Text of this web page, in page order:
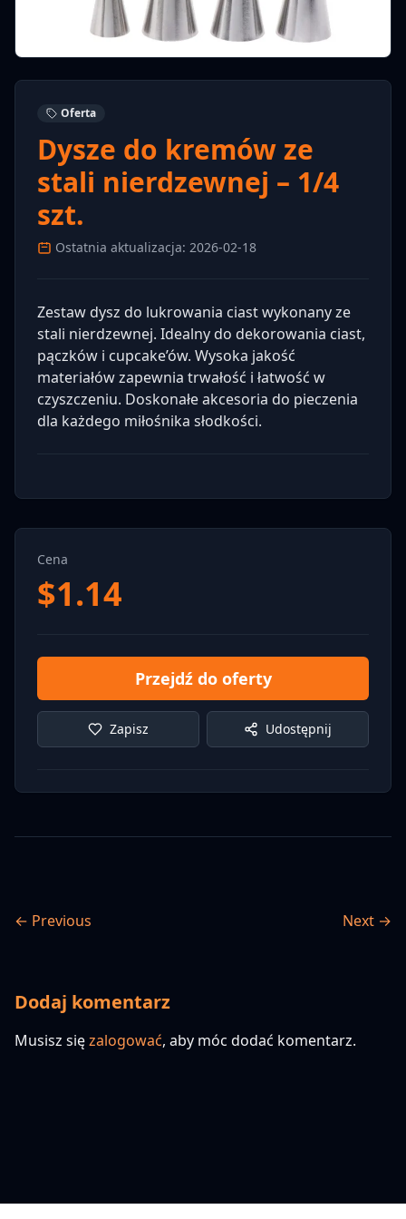
Oferta
Dysze do kremów ze
stali nierdzewnej – 1/4
szt.
Ostatnia aktualizacja: 2026-02-18
Zestaw dysz do lukrowania ciast wykonany ze
stali nierdzewnej. Idealny do dekorowania ciast,
pączków i cupcake’ów. Wysoka jakość
materiałów zapewnia trwałość i łatwość w
czyszczeniu. Doskonałe akcesoria do pieczenia
dla każdego miłośnika słodkości.
Cena
$1.14
Przejdź do oferty
Zapisz Udostępnij
← Previous Next →
Dodaj komentarz
Musisz sięzalogować, aby móc dodać komentarz.